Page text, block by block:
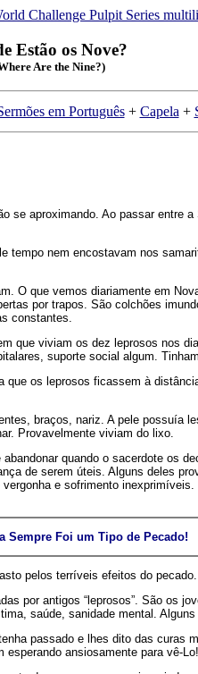
Estão os Nove?
Are the Nine?)
em Português+ Capela+
aproximando. Ao passar entre
tempo nem encostavam nos
O que vemos diariamente em
por trapos. São colchões
constantes.
que viviam os dez leprosos nos
suporte social algum.
os leprosos ficassem à
braços, nariz. A pele possuía
Provavelmente viviam do lixo.
quando o sacerdote os
de serem úteis. Alguns deles
e sofrimento inexprimíveis.
Sempre Foi um Tipo de Pecado!
pelos terríveis efeitos do pecado.
por antigos “leprosos”. São os
saúde, sanidade mental.
passado e lhes dito das curas
ansiosamente para vê-Lo!